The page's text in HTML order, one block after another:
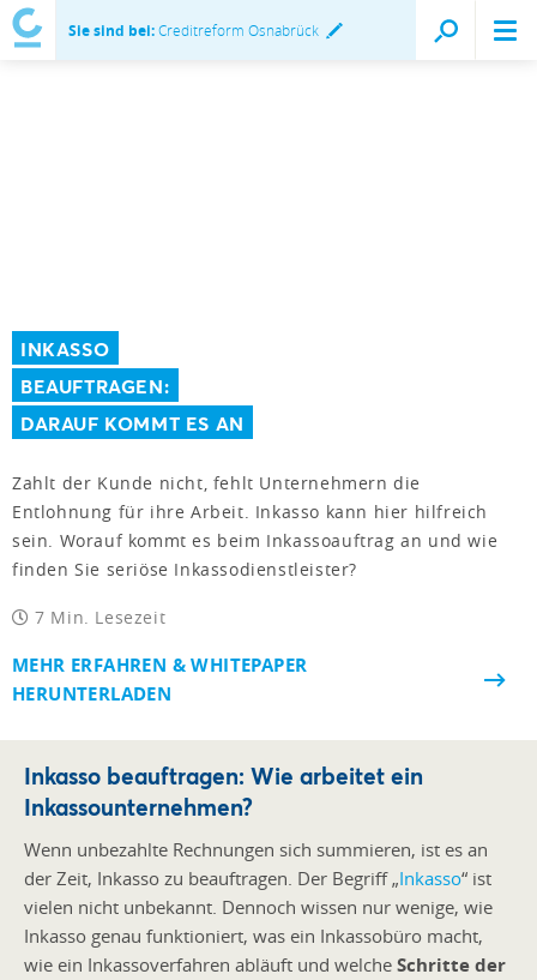
Sie sind bei:Creditreform Osnabrück
INKASSO
BEAUFTRAGEN:
DARAUF KOMMT ES AN
Zahlt der Kunde nicht, fehlt Unternehmern die
Entlohnung für ihre Arbeit. Inkasso kann hier hilfreich
sein. Worauf kommt es beim Inkassoauftrag an und wie
finden Sie seriöse Inkassodienstleister?
7 Min. Lesezeit
MEHR ERFAHREN & WHITEPAPER
HERUNTERLADEN
Inkasso beauftragen: Wie arbeitet ein
Inkassounternehmen?
Wenn unbezahlte Rechnungen sich summieren, ist es an
der Zeit, Inkasso zu beauftragen. Der Begriff „Inkasso“ ist
vielen nicht unbekannt. Dennoch wissen nur wenige, wie
Inkasso genau funktioniert, was ein Inkassobüro macht,
wie ein Inkassoverfahren abläuft und welche Schritte der